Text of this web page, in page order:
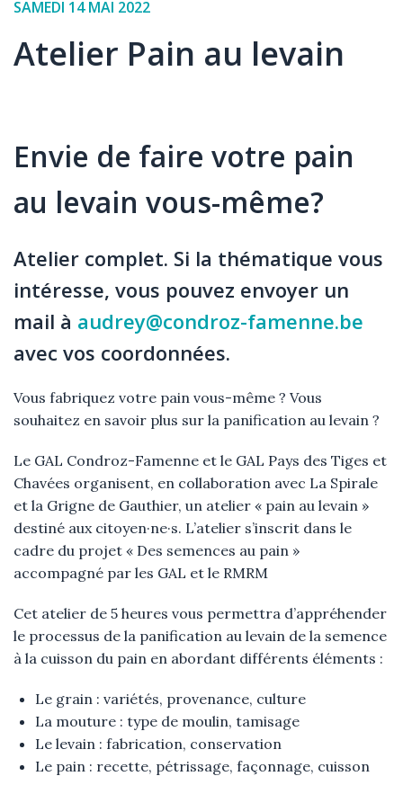
Date
l'événement
SAMEDI 14 MAI 2022
Atelier Pain au levain
Élément
Texte
Envie de faire votre pain
au levain vous-même?
Atelier complet. Si la thématique vous
intéresse, vous pouvez envoyer un
mail à audrey@condroz-famenne.be
avec vos coordonnées.
Vous fabriquez votre pain vous-même ? Vous
souhaitez en savoir plus sur la panification au levain ?
Le GAL Condroz-Famenne et le GAL Pays des Tiges et
Chavées organisent, en collaboration avec La Spirale
et la Grigne de Gauthier, un atelier « pain au levain »
destiné aux citoyen·ne·s. L’atelier s’inscrit dans le
cadre du projet « Des semences au pain »
accompagné par les GAL et le RMRM
Cet atelier de 5 heures vous permettra d’appréhender
le processus de la panification au levain de la semence
à la cuisson du pain en abordant différents éléments :
Le grain : variétés, provenance, culture
La mouture : type de moulin, tamisage
Le levain : fabrication, conservation
Le pain : recette, pétrissage, façonnage, cuisson